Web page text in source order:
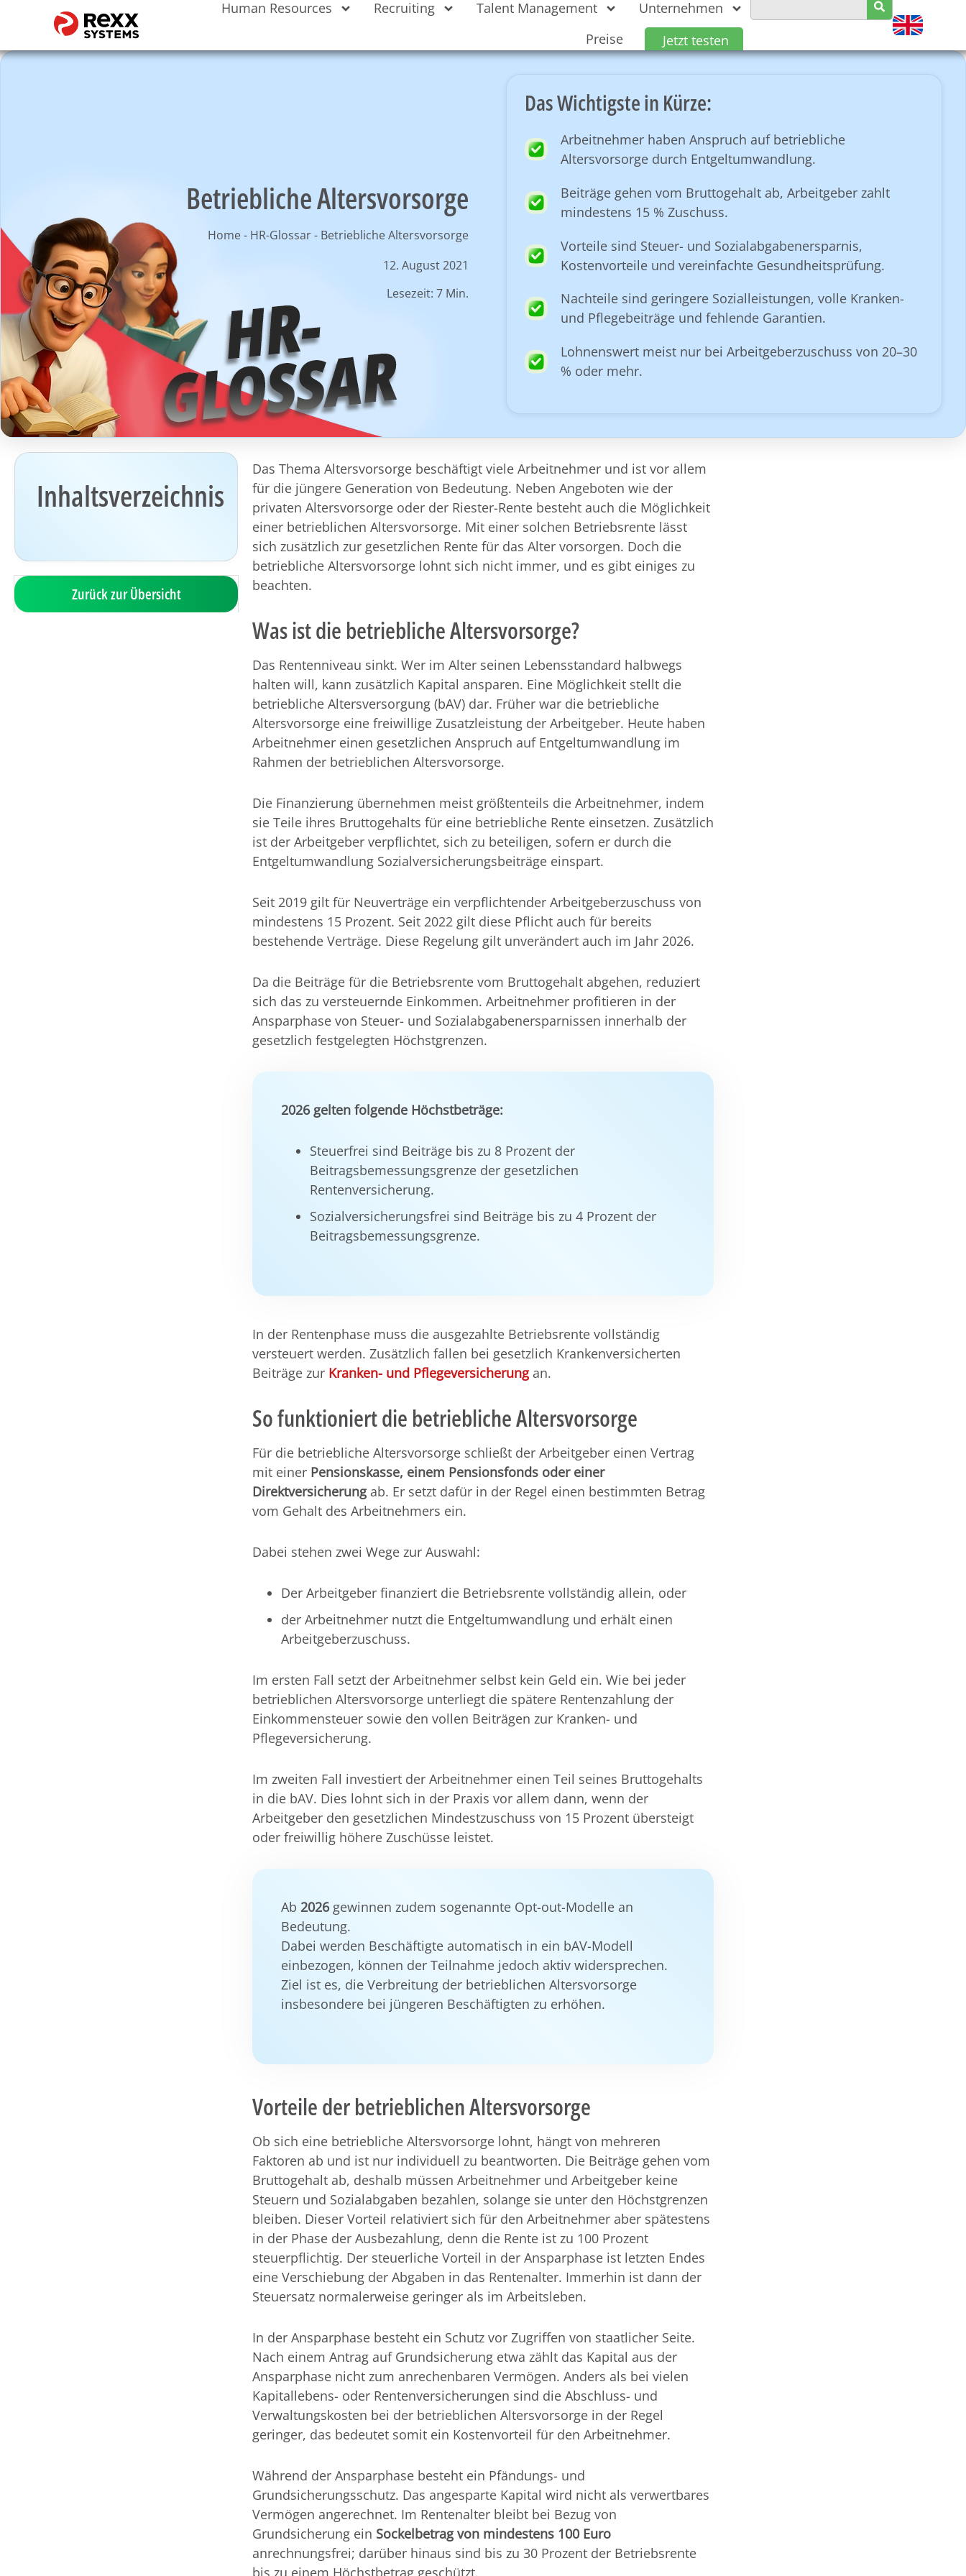
Human Resources Recruiting Talent Management
Unternehmen
Preise
Jetzt testen
Betriebliche Altersvorsorge
Home- HR-Glossar- Betriebliche Altersvorsorge
12. August 2021
Lesezeit: 7 Min.
Das Wichtigste in Kürze:
Arbeitnehmer haben Anspruch auf betriebliche
Altersvorsorge durch Entgeltumwandlung.
Beiträge gehen vom Bruttogehalt ab, Arbeitgeber zahlt
mindestens 15 % Zuschuss.
Vorteile sind Steuer- und Sozialabgabenersparnis,
Kostenvorteile und vereinfachte Gesundheitsprüfung.
Nachteile sind geringere Sozialleistungen, volle Kranken-
und Pflegebeiträge und fehlende Garantien.
Lohnenswert meist nur bei Arbeitgeberzuschuss von 20–30
% oder mehr.
Inhaltsverzeichnis
Zurück zur Übersicht
Das Thema Altersvorsorge beschäftigt viele Arbeitnehmer und ist vor allem
für die jüngere Generation von Bedeutung. Neben Angeboten wie der
privaten Altersvorsorge oder der Riester-Rente besteht auch die Möglichkeit
einer betrieblichen Altersvorsorge. Mit einer solchen Betriebsrente lässt
sich zusätzlich zur gesetzlichen Rente für das Alter vorsorgen. Doch die
betriebliche Altersvorsorge lohnt sich nicht immer, und es gibt einiges zu
beachten.
Was ist die betriebliche Altersvorsorge?
Das Rentenniveau sinkt. Wer im Alter seinen Lebensstandard halbwegs
halten will, kann zusätzlich Kapital ansparen. Eine Möglichkeit stellt die
betriebliche Altersversorgung (bAV) dar. Früher war die betriebliche
Altersvorsorge eine freiwillige Zusatzleistung der Arbeitgeber. Heute haben
Arbeitnehmer einen gesetzlichen Anspruch auf Entgeltumwandlung im
Rahmen der betrieblichen Altersvorsorge.
Die Finanzierung übernehmen meist größtenteils die Arbeitnehmer, indem
sie Teile ihres Bruttogehalts für eine betriebliche Rente einsetzen. Zusätzlich
ist der Arbeitgeber verpflichtet, sich zu beteiligen, sofern er durch die
Entgeltumwandlung Sozialversicherungsbeiträge einspart.
Seit 2019 gilt für Neuverträge ein verpflichtender Arbeitgeberzuschuss von
mindestens 15 Prozent. Seit 2022 gilt diese Pflicht auch für bereits
bestehende Verträge. Diese Regelung gilt unverändert auch im Jahr 2026.
Da die Beiträge für die Betriebsrente vom Bruttogehalt abgehen, reduziert
sich das zu versteuernde Einkommen. Arbeitnehmer profitieren in der
Ansparphase von Steuer- und Sozialabgabenersparnissen innerhalb der
gesetzlich festgelegten Höchstgrenzen.
2026 gelten folgende Höchstbeträge:
Steuerfrei sind Beiträge bis zu 8 Prozent der
Beitragsbemessungsgrenze der gesetzlichen
Rentenversicherung.
Sozialversicherungsfrei sind Beiträge bis zu 4 Prozent der
Beitragsbemessungsgrenze.
In der Rentenphase muss die ausgezahlte Betriebsrente vollständig
versteuert werden. Zusätzlich fallen bei gesetzlich Krankenversicherten
Beiträge zur Kranken- und Pflegeversicherungan.
So funktioniert die betriebliche Altersvorsorge
Für die betriebliche Altersvorsorge schließt der Arbeitgeber einen Vertrag
mit einer Pensionskasse, einem Pensionsfonds oder einer
Direktversicherungab. Er setzt dafür in der Regel einen bestimmten Betrag
vom Gehalt des Arbeitnehmers ein.
Dabei stehen zwei Wege zur Auswahl:
Der Arbeitgeber finanziert die Betriebsrente vollständig allein, oder
der Arbeitnehmer nutzt die Entgeltumwandlung und erhält einen
Arbeitgeberzuschuss.
Im ersten Fall setzt der Arbeitnehmer selbst kein Geld ein. Wie bei jeder
betrieblichen Altersvorsorge unterliegt die spätere Rentenzahlung der
Einkommensteuer sowie den vollen Beiträgen zur Kranken- und
Pflegeversicherung.
Im zweiten Fall investiert der Arbeitnehmer einen Teil seines Bruttogehalts
in die bAV. Dies lohnt sich in der Praxis vor allem dann, wenn der
Arbeitgeber den gesetzlichen Mindestzuschuss von 15 Prozent übersteigt
oder freiwillig höhere Zuschüsse leistet.
Ab 2026 gewinnen zudem sogenannte Opt-out-Modelle an
Bedeutung.
Dabei werden Beschäftigte automatisch in ein bAV-Modell
einbezogen, können der Teilnahme jedoch aktiv widersprechen.
Ziel ist es, die Verbreitung der betrieblichen Altersvorsorge
insbesondere bei jüngeren Beschäftigten zu erhöhen.
Vorteile der betrieblichen Altersvorsorge
Ob sich eine betriebliche Altersvorsorge lohnt, hängt von mehreren
Faktoren ab und ist nur individuell zu beantworten. Die Beiträge gehen vom
Bruttogehalt ab, deshalb müssen Arbeitnehmer und Arbeitgeber keine
Steuern und Sozialabgaben bezahlen, solange sie unter den Höchstgrenzen
bleiben. Dieser Vorteil relativiert sich für den Arbeitnehmer aber spätestens
in der Phase der Ausbezahlung, denn die Rente ist zu 100 Prozent
steuerpflichtig. Der steuerliche Vorteil in der Ansparphase ist letzten Endes
eine Verschiebung der Abgaben in das Rentenalter. Immerhin ist dann der
Steuersatz normalerweise geringer als im Arbeitsleben.
In der Ansparphase besteht ein Schutz vor Zugriffen von staatlicher Seite.
Nach einem Antrag auf Grundsicherung etwa zählt das Kapital aus der
Ansparphase nicht zum anrechenbaren Vermögen. Anders als bei vielen
Kapitallebens- oder Rentenversicherungen sind die Abschluss- und
Verwaltungskosten bei der betrieblichen Altersvorsorge in der Regel
geringer, das bedeutet somit ein Kostenvorteil für den Arbeitnehmer.
Während der Ansparphase besteht ein Pfändungs- und
Grundsicherungsschutz. Das angesparte Kapital wird nicht als verwertbares
Vermögen angerechnet. Im Rentenalter bleibt bei Bezug von
Grundsicherung ein Sockelbetrag von mindestens 100 Euro
anrechnungsfrei; darüber hinaus sind bis zu 30 Prozent der Betriebsrente
bis zu einem Höchstbetrag geschützt.